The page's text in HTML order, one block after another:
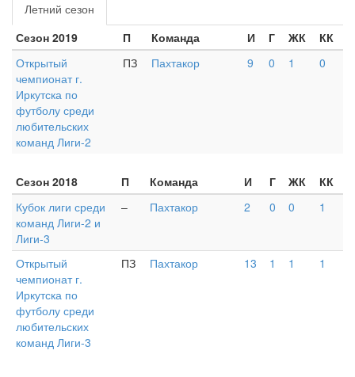
Летний сезон
Сезон 2019
П Команда И Г ЖК
КК
Открытый
чемпионат г.
Иркутска по
футболу среди
любительских
команд Лиги-2
ПЗ Пахтакор 9 0 1 0
Сезон 2018 П Команда И Г ЖК
КК
Кубок лиги среди
команд Лиги-2 и
Лиги-3
– Пахтакор 2 0 0 1
Открытый
чемпионат г.
Иркутска по
футболу среди
любительских
команд Лиги-3
ПЗ Пахтакор 13 1 1 1